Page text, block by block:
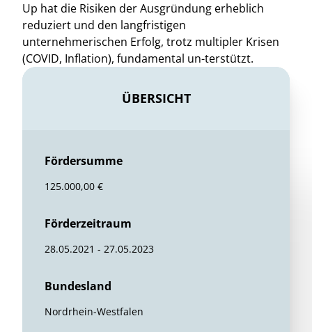
Up hat die Risiken der Ausgründung erheblich
reduziert und den langfristigen
unternehmerischen Erfolg, trotz multipler Krisen
(COVID, Inflation), fundamental un-terstützt.
ÜBERSICHT
Fördersumme
125.000,00 €
Förderzeitraum
28.05.2021 - 27.05.2023
Bundesland
Nordrhein-Westfalen